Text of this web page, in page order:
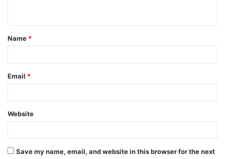
t
*
Name *
Email *
Website
Save my name, email, and website in this browser for the next